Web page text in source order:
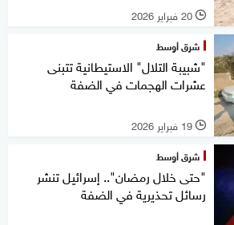
l 20 فبراير 2026
شرق أوسط
"شبيبة التلال" الاستيطانية تتبنى
عشرات الهجمات في الضفة
l 19 فبراير 2026
شرق أوسط
"حتى خلال رمضان".. إسرائيل تنشر
رسائل تحذيرية في الضفة